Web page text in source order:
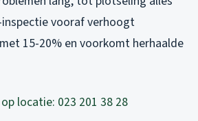
vooraf verhoogt
15-20% en voorkomt herhaalde
locatie: 023 201 38 28